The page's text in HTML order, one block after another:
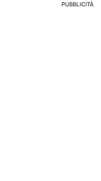
PUBBLICITÀ